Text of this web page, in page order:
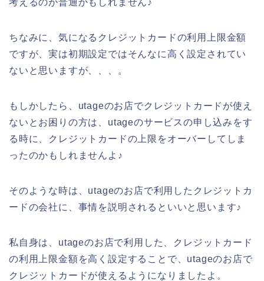
ちなみに、気になるクレジットカードの利用上限金額
ですが、実は初期設定ではそんなに高く設定されてい
ないと思いますが、、、。
もしかしたら、utageのお店でクレジットカードが使え
ないとお困りの方は、utageのサービスの申し込みをす
る時に、クレジットカードの上限をオーバーしてしま
ったのかもしれませんよ♪
そのような時は、utageのお店で利用したクレジットカ
ードの会社に、事情を説明されるといいと思います♪
私自身は、utageのお店で利用した、クレジットカード
の利用上限金額を高く設定することで、utageのお店で
クレジットカードが使えるようになりましたよ。